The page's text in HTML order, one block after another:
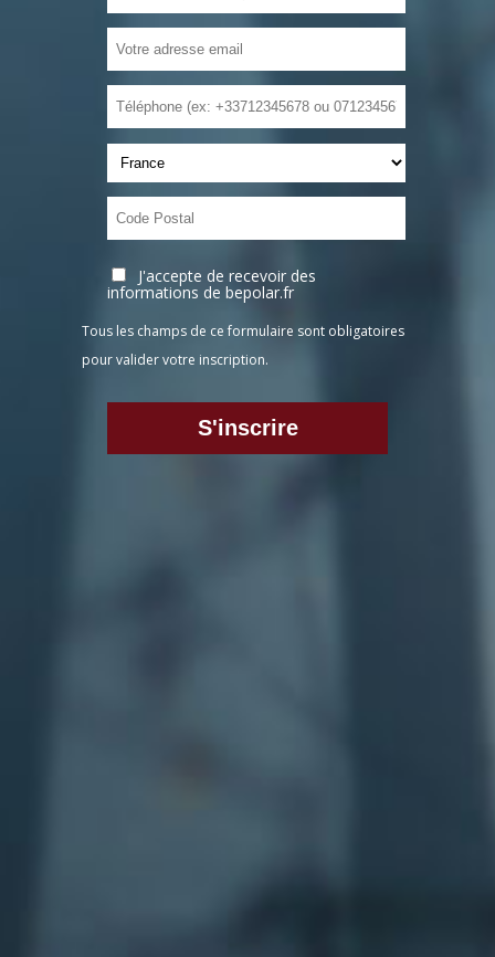
J'accepte de recevoir des
informations de bepolar.fr
Tous les champs de ce formulaire sont obligatoires
pour valider votre inscription.